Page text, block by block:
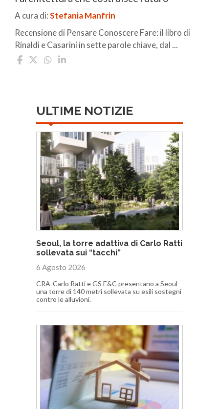
A cura di:Stefania Manfrin
Recensione di Pensare Conoscere Fare: il libro di
Rinaldi e Casarini in sette parole chiave, dal ...
ULTIME NOTIZIE
Seoul, la torre adattiva di Carlo Ratti
sollevata sui “tacchi”
6 Agosto 2026
CRA-Carlo Ratti e GS E&C presentano a Seoul
una torre di 140 metri sollevata su esili sostegni
contro le alluvioni.